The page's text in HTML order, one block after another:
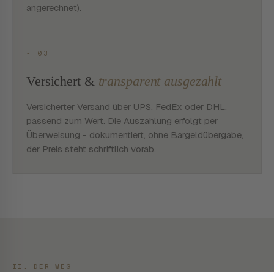
angerechnet).
- 03
Versichert & transparent ausgezahlt
Versicherter Versand über UPS, FedEx oder DHL,
passend zum Wert. Die Auszahlung erfolgt per
Überweisung - dokumentiert, ohne Bargeldübergabe,
der Preis steht schriftlich vorab.
II. DER WEG